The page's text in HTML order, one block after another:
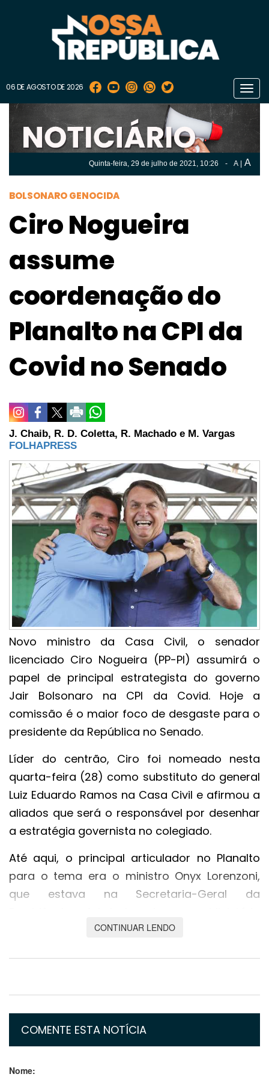
06 DE AGOSTO DE 2026
Quinta-feira, 29 de julho de 2021, 10:26 - A A
BOLSONARO GENOCIDA
Ciro Nogueira
assume
coordenação do
Planalto na CPI da
Covid no Senado
J. Chaib, R. D. Coletta, R. Machado e M. Vargas
FOLHAPRESS
Novo ministro da Casa Civil, o senador
licenciado Ciro Nogueira (PP-PI) assumirá o
papel de principal estrategista do governo
Jair Bolsonaro na CPI da Covid. Hoje a
comissão é o maior foco de desgaste para o
presidente da República no Senado.
Líder do centrão, Ciro foi nomeado nesta
quarta-feira (28) como substituto do general
Luiz Eduardo Ramos na Casa Civil e afirmou a
aliados que será o responsável por desenhar
a estratégia governista no colegiado.
Até aqui, o principal articulador no Planalto
para o tema era o ministro Onyx Lorenzoni,
que estava na Secretaria-Geral da
do Trabalho e Previdência, recriado também
Flávia Arruda, buscaram ajudar a traçar a
resposta do governo na CPI. Porém, decidiram
se afastar dos assuntos do colegiado por
duas razões. Primeiro, viviam em embate com
Onyx, que queria ter protagonismo. Segundo,
CONTINUAR LENDO
COMENTE ESTA NOTÍCIA
Nome: